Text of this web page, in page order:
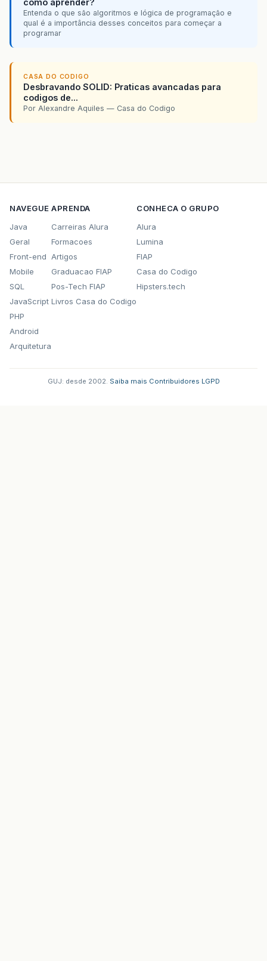
como aprender?
Entenda o que são algoritmos e lógica de programação e
qual é a importância desses conceitos para começar a
programar
CASA DO CODIGO
Desbravando SOLID: Praticas avancadas para
codigos de...
Por Alexandre Aquiles — Casa do Codigo
NAVEGUE
Java
Geral
Front-end
Mobile
SQL
JavaScript
PHP
Android
Arquitetura
APRENDA
Carreiras Alura
Formacoes
Artigos
Graduacao FIAP
Pos-Tech FIAP
Livros Casa do Codigo
CONHECA O GRUPO
Alura
Lumina
FIAP
Casa do Codigo
Hipsters.tech
GUJ: desde 2002. Saiba mais Contribuidores LGPD